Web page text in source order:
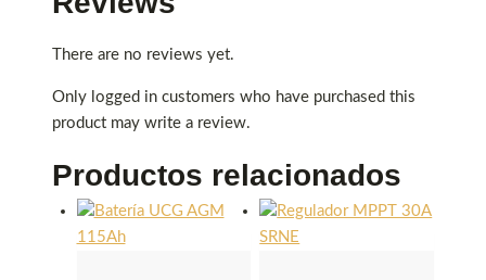
There are no reviews yet.
Only logged in customers who have purchased this
product may write a review.
Productos relacionados